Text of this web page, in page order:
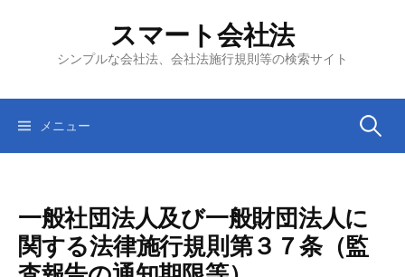
ツ
スマート会社法
シンプルな会社法、会社法施行規則等の検索サイト
メニュー 検
一般社団法人及び一般財団法人に
関する法律施行規則第３７条（監